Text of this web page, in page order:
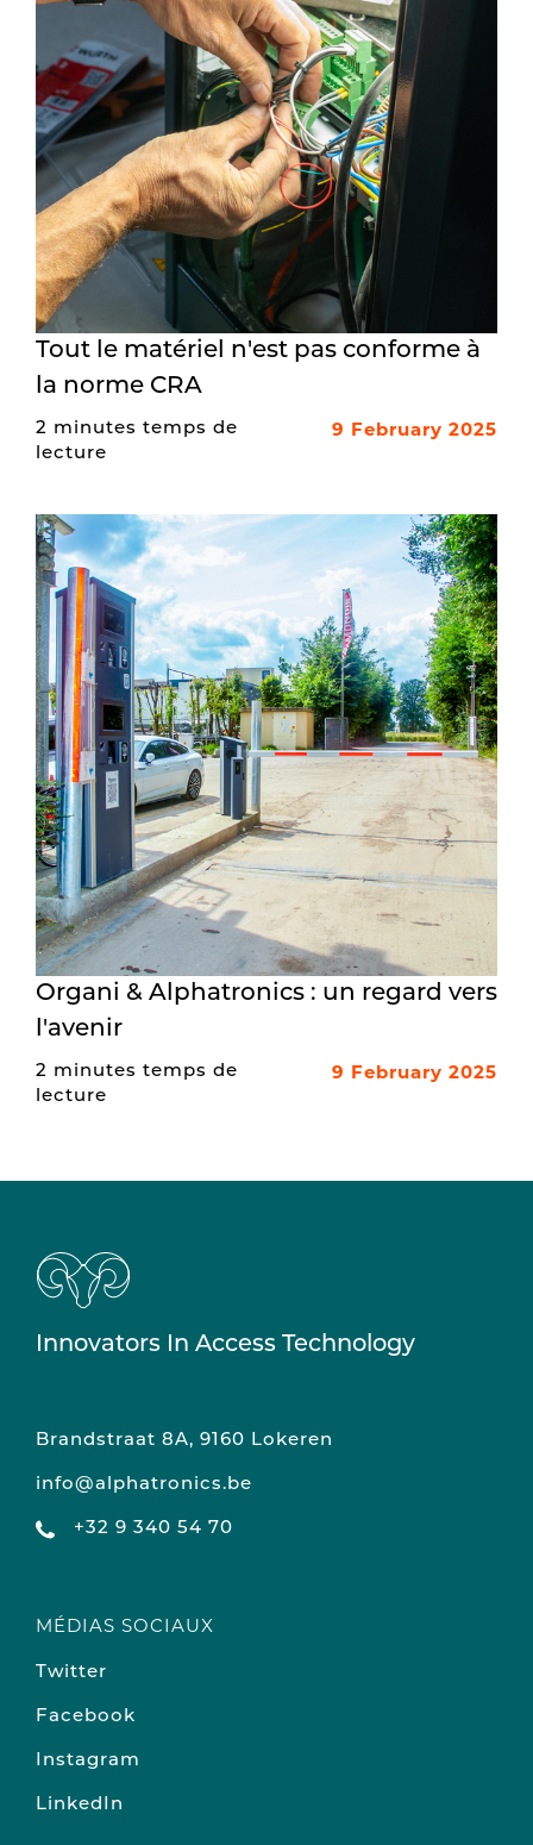
Tout le matériel n'est pas conforme à
la norme CRA
2 minutes temps de
lecture
9 February 2025
Organi & Alphatronics : un regard vers
l'avenir
2 minutes temps de
lecture
9 February 2025
Innovators In Access Technology
Brandstraat 8A, 9160 Lokeren
info@alphatronics.be
+32 9 340 54 70
MÉDIAS SOCIAUX
Twitter
Facebook
Instagram
LinkedIn